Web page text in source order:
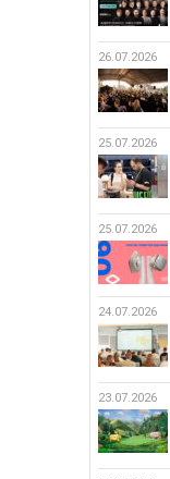
26.07.2026
25.07.2026
25.07.2026
24.07.2026
23.07.2026